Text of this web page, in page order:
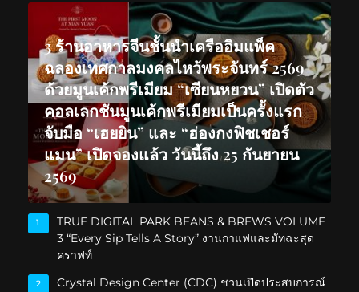
3 ร้านอาหารจีนชั้นนำเครืออิมแพ็ค
ฉลองเทศกาลมงคลไหว้พระจันทร์ 2569
ด้วยมูนเค้กพรีเมียม “เซียนหยวน” เปิดตัว
คอลเลกชันมูนเค้กพรีเมียมเป็นครั้งแรก
จับมือ “เฮยยิน” และ “ฮ่องกงฟิชเชอร์
แมน” เปิดจองแล้ว วันนี้ถึง 25 กันยายน
2569
1
TRUE DIGITAL PARK BEANS & BREWS VOLUME
3 “Every Sip Tells A Story” งานกาแฟและมัทฉะสุด
คราฟท์
2
Crystal Design Center (CDC) ชวนเปิดประสบการณ์